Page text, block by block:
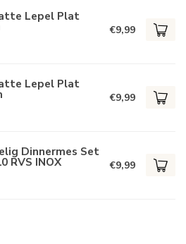
Lepel Plat
€9,99
Lepel Plat
€9,99
Dinnermes Set
RVS INOX €9,99